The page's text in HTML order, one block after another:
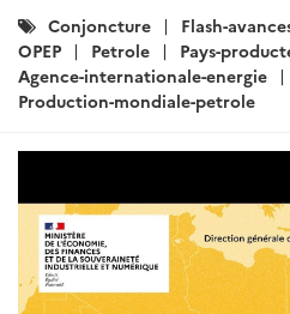
Catégories
:
Conjoncture Flash-
OPEP
Petrole
Pays-
Agence-internationale-energie
Production-mondiale-petrole